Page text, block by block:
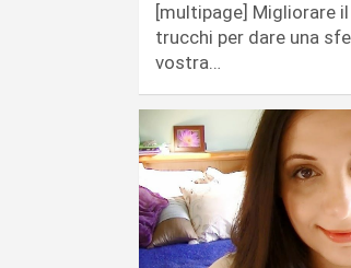
[multipage] Migliorare
trucchi per dare una
vostra…